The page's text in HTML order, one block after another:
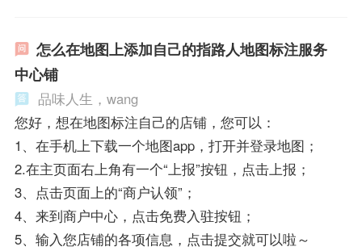
怎么在地图上添加自己的指路人地图标注服务
中心铺
品味人生，wang
您好，想在地图标注自己的店铺，您可以：
1、在手机上下载一个地图app，打开并登录地图；
2.在主页面右上角有一个“上报”按钮，点击上报；
3、点击页面上的“商户认领”；
4、来到商户中心，点击免费入驻按钮；
5、输入您店铺的各项信息，点击提交就可以啦～